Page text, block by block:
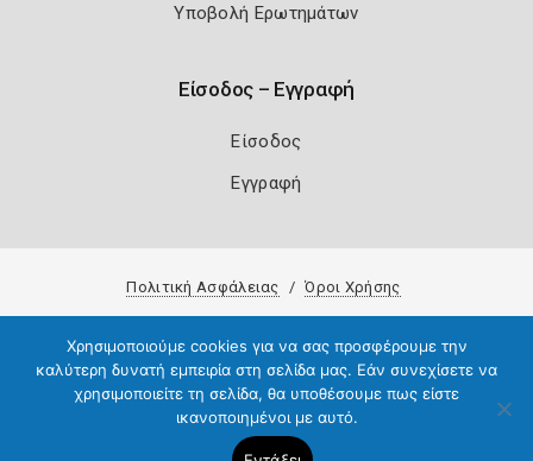
Υποβολή Ερωτημάτων
Είσοδος – Εγγραφή
Είσοδος
Εγγραφή
Πολιτική Ασφάλειας Όροι Χρήσης
Χρησιμοποιούμε cookies για να σας προσφέρουμε την
καλύτερη δυνατή εμπειρία στη σελίδα μας. Εάν συνεχίσετε να
χρησιμοποιείτε τη σελίδα, θα υποθέσουμε πως είστε
ικανοποιημένοι με αυτό.